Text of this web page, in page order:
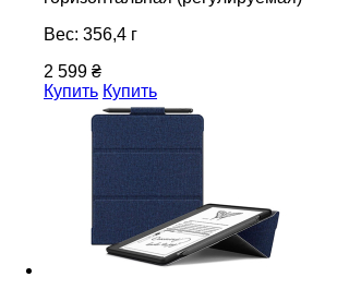
Вес: 356,4 г
2 599 ₴
Купить Купить